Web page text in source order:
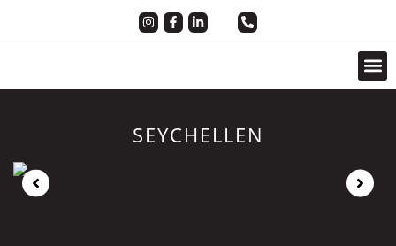
SEYCHELLEN